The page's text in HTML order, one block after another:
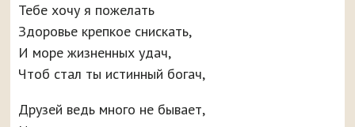
Тебе хочу я пожелать
Здоровье крепкое снискать,
И море жизненных удач,
Чтоб стал ты истинный богач,
Друзей ведь много не бывает,